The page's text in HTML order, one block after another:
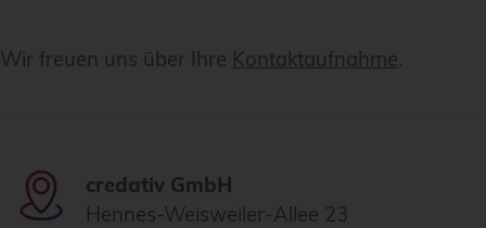
Wir freuen uns über Ihre Kontaktaufnahme.
credativ GmbH
Hennes-Weisweiler-Allee 23